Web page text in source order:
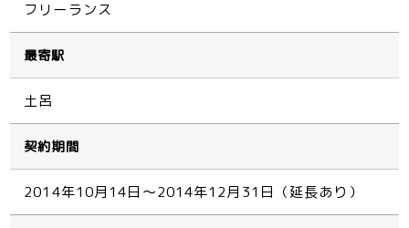
フリーランス
最寄駅
土呂
契約期間
2014年10月14日～2014年12月31日（延長あり）